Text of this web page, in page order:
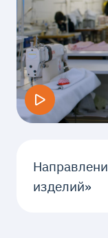
изделий»